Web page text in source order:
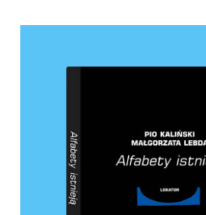
DODAJ DO KOSZYKA /